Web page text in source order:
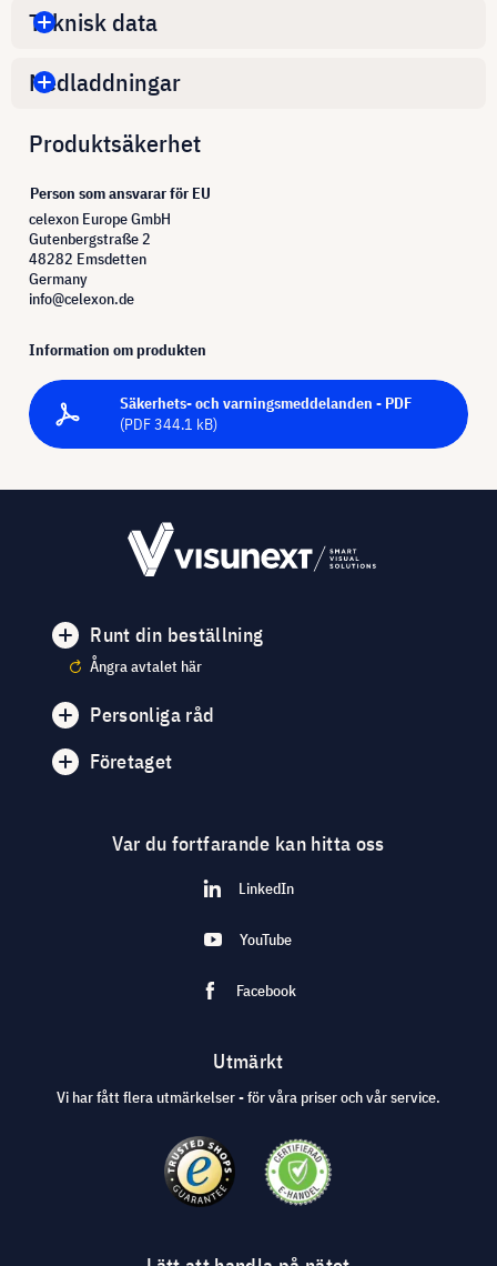
Teknisk data
Nedladdningar
Produktsäkerhet
Person som ansvarar för EU
celexon Europe GmbH
Gutenbergstraße 2
48282 Emsdetten
Germany
info@celexon.de
Information om produkten
Säkerhets- och varningsmeddelanden - PDF
(PDF 344.1 kB)
Runt din beställning
Ångra avtalet här
Personliga råd
Företaget
Var du fortfarande kan hitta oss
LinkedIn
YouTube
Facebook
Utmärkt
Vi har fått flera utmärkelser - för våra priser och vår service.